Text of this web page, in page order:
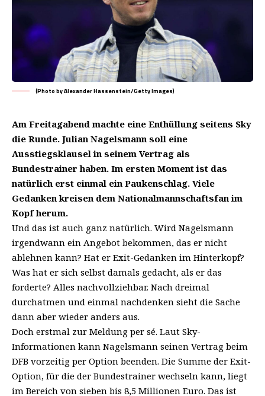
(Photo by Alexander Hassenstein/Getty Images)
Am Freitagabend machte eine Enthüllung seitens Sky
die Runde. Julian Nagelsmann soll eine
Ausstiegsklausel in seinem Vertrag als
Bundestrainer haben. Im ersten Moment ist das
natürlich erst einmal ein Paukenschlag. Viele
Gedanken kreisen dem Nationalmannschaftsfan im
Kopf herum.
Und das ist auch ganz natürlich. Wird Nagelsmann
irgendwann ein Angebot bekommen, das er nicht
ablehnen kann? Hat er Exit-Gedanken im Hinterkopf?
Was hat er sich selbst damals gedacht, als er das
forderte? Alles nachvollziehbar. Nach dreimal
durchatmen und einmal nachdenken sieht die Sache
dann aber wieder anders aus.
Doch erstmal zur Meldung per sé. Laut Sky-
Informationen kann Nagelsmann seinen Vertrag beim
DFB vorzeitig per Option beenden. Die Summe der Exit-
Option, für die der Bundestrainer wechseln kann, liegt
im Bereich von sieben bis 8,5 Millionen Euro. Das ist